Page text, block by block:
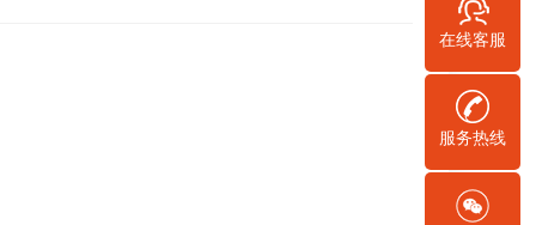
在线客服
服务热线